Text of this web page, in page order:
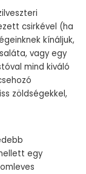
csirkével (ha
kínáljuk,
vagy egy
mind kiváló
zöldségekkel,
egy